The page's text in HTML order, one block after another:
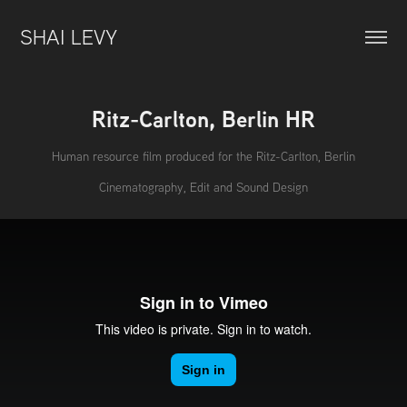
SHAI LEVY
Ritz-Carlton, Berlin HR
Human resource film produced for the Ritz-Carlton, Berlin
Cinematography, Edit and Sound Design